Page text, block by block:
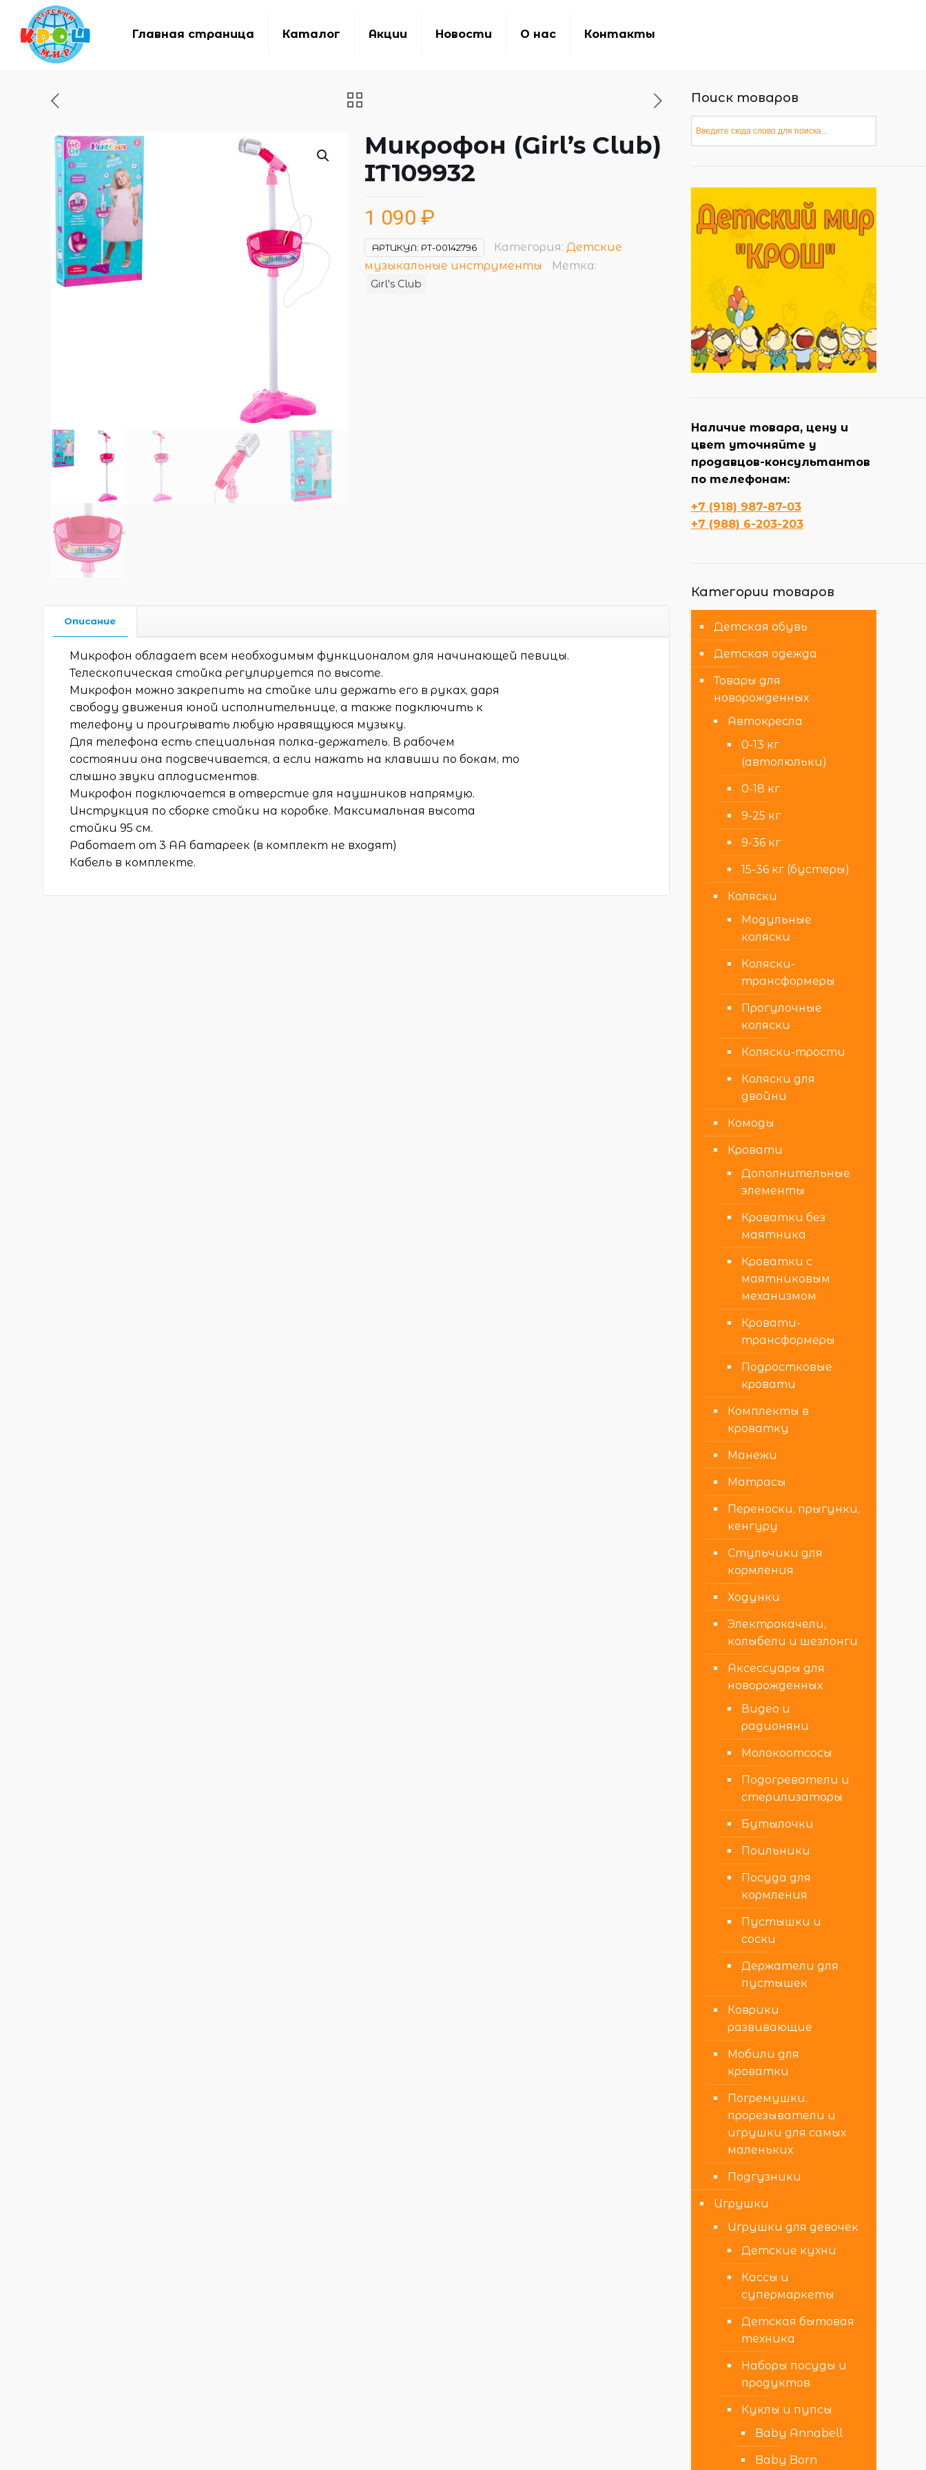
Главная страница Каталог Акции Новости О нас Контакты
Микрофон (Girl’s Club)
IT109932
1 090 ₽
АРТИКУЛ: РТ-00142796 Категория: Детские
музыкальные инструменты
Метка:
Girl's Club
Описание
Микрофон обладает всем необходимым функционалом для начинающей певицы.
Телескопическая стойка регулируется по высоте.
Микрофон можно закрепить на стойке или держать его в руках, даря
свободу движения юной исполнительнице, а также подключить к
телефону и проигрывать любую нравящуюся музыку.
Для телефона есть специальная полка-держатель. В рабочем
состоянии она подсвечивается, а если нажать на клавиши по бокам, то
слышно звуки аплодисментов.
Микрофон подключается в отверстие для наушников напрямую.
Инструкция по сборке стойки на коробке. Максимальная высота
стойки 95 см.
Работает от 3 АА батареек (в комплект не входят)
Кабель в комплекте.
Поиск товаров
Наличие товара, цену и
цвет уточняйте у
продавцов-консультантов
по телефонам:
+7 (918) 987-87-03
+7 (988) 6-203-203
Категории товаров
Детская обувь
Детская одежда
Товары для
новорожденных
Автокресла
0-13 кг
(автолюльки)
0-18 кг
9-25 кг
9-36 кг
15-36 кг (бустеры)
Коляски
Модульные
коляски
Коляски-
трансформеры
Прогулочные
коляски
Коляски-трости
Коляски для
двойни
Комоды
Кровати
Дополнительные
элементы
Кроватки без
маятника
Кроватки с
маятниковым
механизмом
Кровати-
трансформеры
Подростковые
кровати
Комплекты в
кроватку
Манежи
Матрасы
Переноски, прыгунки,
кенгуру
Стульчики для
кормления
Ходунки
Электрокачели,
колыбели и шезлонги
Аксессуары для
новорожденных
Видео и
радионяни
Молокоотсосы
Подогреватели и
стерилизаторы
Бутылочки
Поильники
Посуда для
кормления
Пустышки и
соски
Держатели для
пустышек
Коврики
развивающие
Мобили для
кроватки
Погремушки,
прорезыватели и
игрушки для самых
маленьких
Подгузники
Игрушки
Игрушки для девочек
Детские кухни
Кассы и
супермаркеты
Детская бытовая
техника
Наборы посуды и
продуктов
Куклы и пупсы
Baby Annabell
Baby Born